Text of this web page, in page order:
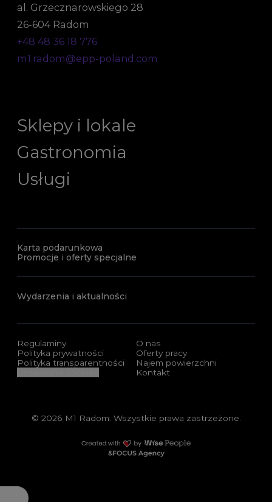
al. Grzecznarowskiego 28
26-604 Radom
+48 48 36 18 776
m1.radom@epp-poland.com
Sklepy i lokale
Gastronomia
Usługi
Karta podarunkowa
Promocje i oferty specjalne
Wydarzenia i aktualności
Regulaminy
Polityka prywatności
Polityka transparentności
O nas
Oferty pracy
Najem powierzchni
Kontakt
© 2026 M1 Radom. Wszystkie prawa zastrzeżone.